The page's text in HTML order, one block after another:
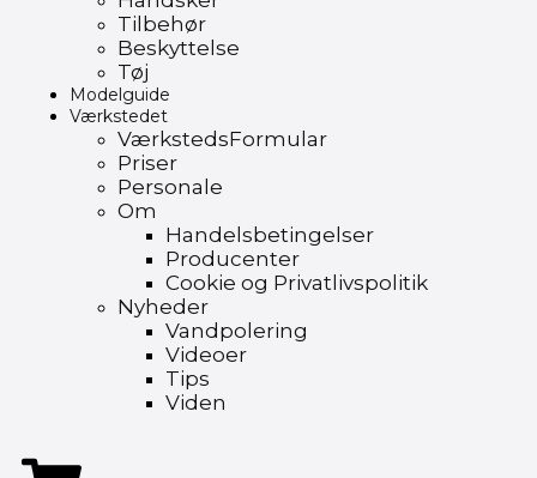
Tilbehør
Beskyttelse
Tøj
Modelguide
Værkstedet
VærkstedsFormular
Priser
Personale
Om
Handelsbetingelser
Producenter
Cookie og Privatlivspolitik
Nyheder
Vandpolering
Videoer
Tips
Viden